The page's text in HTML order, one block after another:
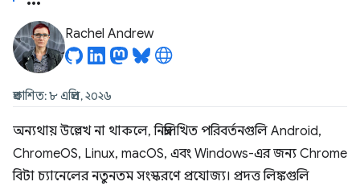
Rachel Andrew
প্রকাশিত: ৮ এপ্রিল, ২০২৬
অন্যথায় উল্লেখ না থাকলে, নিম্নলিখিত পরিবর্তনগুলি Android,
ChromeOS, Linux, macOS, এবং Windows-এর জন্য Chrome
বিটা চ্যানেলের নতুনতম সংস্করণে প্রযোজ্য। প্রদত্ত লিঙ্কগুলি